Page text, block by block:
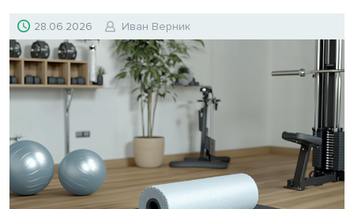
28.06.2026 Иван Верник